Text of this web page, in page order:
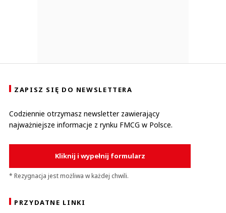
ZAPISZ SIĘ DO NEWSLETTERA
Codziennie otrzymasz newsletter zawierający
najważniejsze informacje z rynku FMCG w Polsce.
Kliknij i wypełnij formularz
* Rezygnacja jest możliwa w każdej chwili.
PRZYDATNE LINKI